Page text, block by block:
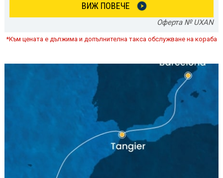
ВИЖ ПОВЕЧЕ
Оферта № UXAN
*Към цената е дължима и допълнителна такса обслужване на кораба